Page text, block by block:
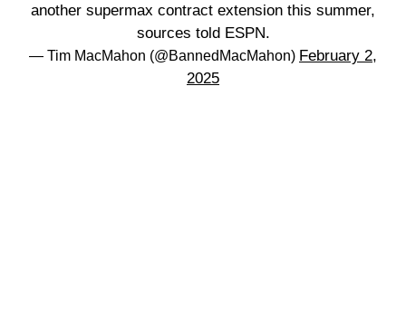
another supermax contract extension this summer,
sources told ESPN.
— Tim MacMahon (@BannedMacMahon) February 2,
2025